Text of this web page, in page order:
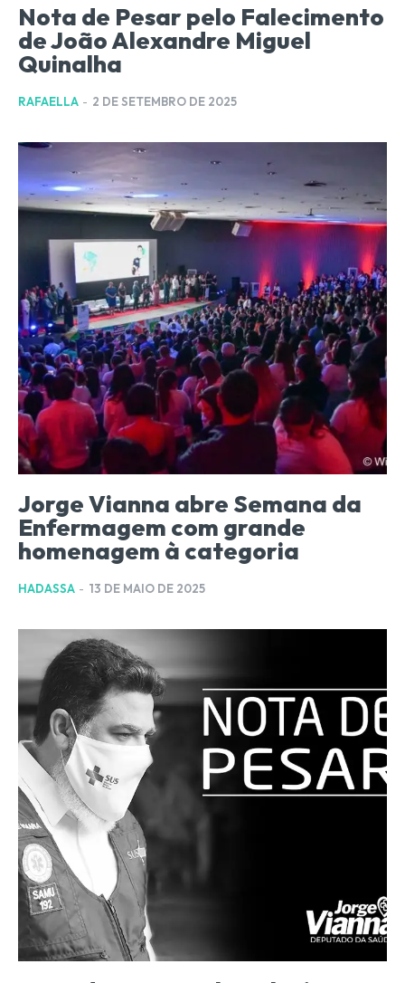
Nota de Pesar pelo Falecimento
de João Alexandre Miguel
Quinalha
RAFAELLA - 2 DE SETEMBRO DE 2025
Jorge Vianna abre Semana da
Enfermagem com grande
homenagem à categoria
HADASSA - 13 DE MAIO DE 2025